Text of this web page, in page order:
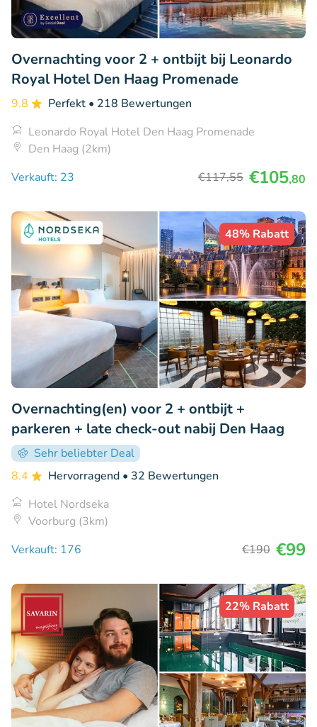
Overnachting voor 2 + ontbijt bij Leonardo
Royal Hotel Den Haag Promenade
9.8 Perfekt • 218 Bewertungen
Leonardo Royal Hotel Den Haag Promenade
Den Haag (2km)
Verkauft: 23
€117,55 €105,80
48% Rabatt
Overnachting(en) voor 2 + ontbijt +
parkeren + late check-out nabij Den Haag
Sehr beliebter Deal
8.4
Hervorragend • 32 Bewertungen
Hotel Nordseka
Voorburg (3km)
Verkauft: 176
€190 €99
22% Rabatt